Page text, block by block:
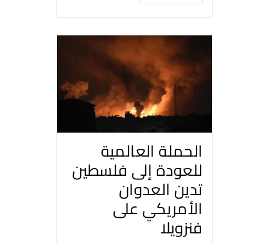
الحملة العالمية
للعودة إلى فلسطين
تدين العدوان
الأمريكي على
فنزويلا